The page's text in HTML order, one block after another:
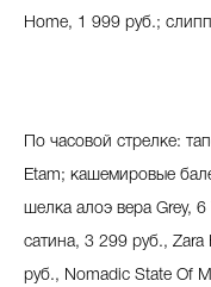
Home, 1 999 руб.; c
По часовой стрелке:
Etam; кашемировые
шелка алоэ вера Grey, 6
сатина, 3 299 руб., Zara
руб., Nomadic State Of